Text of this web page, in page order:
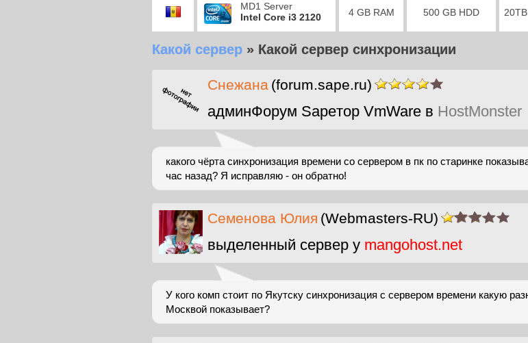
MD1 Server
Intel Core i3 2120
4 GB RAM 500 GB HDD
Какой сервер » Какой сервер синхронизации
Снежана (forum.sape.ru)
админФорум Sapeтор VmWare в HostMonster
какого чёрта синхронизация времени со сервером в пк по старинке
час назад? Я исправляю - он обратно!
Cеменова Юлия (Webmasters-RU)
выделенный сервер у mangohost.net
У кого комп стоит по Якутску синхронизация с сервером времени какую
Москвой показывает?